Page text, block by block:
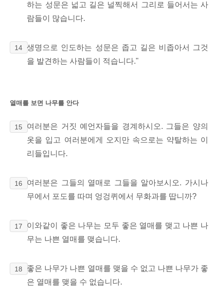
하는 성문은 넓고 길은 널찍해서 그리로 들어서는 사
람들이 많습니다.
14 생명으로 인도하는 성문은 좁고 길은 비좁아서 그것
을 발견하는 사람들이 적습니다."
열매를 보면 나무를 안다
15
여러분은 거짓 예언자들을 경계하시오. 그들은 양의
옷을 입고 여러분에게 오지만 속으로는 약탈하는 이
리들입니다.
16
여러분은 그들의 열매로 그들을 알아보시오. 가시나
무에서 포도를 따며 엉겅퀴에서 무화과를 땁니까?
17
이와같이 좋은 나무는 모두 좋은 열매를 맺고 나쁜 나
무는 나쁜 열매를 맺습니다.
18
좋은 나무가 나쁜 열매를 맺을 수 없고 나쁜 나무가 좋
은 열매를 맺을 수 없습니다.